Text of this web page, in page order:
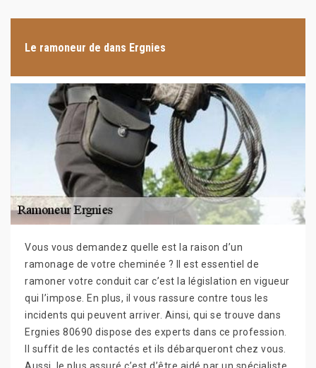
Le ramoneur de dans Ergnies
Vous vous demandez quelle est la raison d’un
ramonage de votre cheminée ? Il est essentiel de
ramoner votre conduit car c’est la législation en vigueur
qui l’impose. En plus, il vous rassure contre tous les
incidents qui peuvent arriver. Ainsi, qui se trouve dans
Ergnies 80690 dispose des experts dans ce profession.
Il suffit de les contactés et ils débarqueront chez vous.